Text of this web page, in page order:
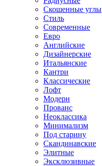
Скошенные углы
Стиль
Современные
Евро
Английские
Дизайнерские
Итальянские
Кантри
Классические
Лофт
Модерн
Прованс
Неоклассика
Минимализм
Под старину
Скандинавские
Элитные
Эксклюзивные